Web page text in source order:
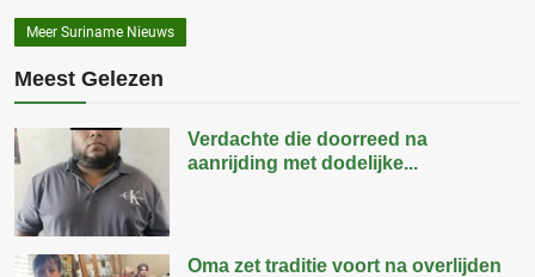
Meer Suriname Nieuws
Meest Gelezen
Verdachte die doorreed na
aanrijding met dodelijke...
Oma zet traditie voort na overlijden